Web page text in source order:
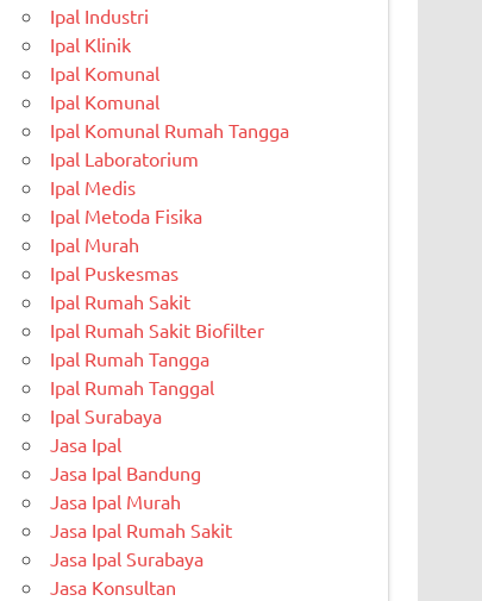
Ipal Industri
Ipal Klinik
Ipal Komunal
Ipal Komunal
Ipal Komunal Rumah Tangga
Ipal Laboratorium
Ipal Medis
Ipal Metoda Fisika
Ipal Murah
Ipal Puskesmas
Ipal Rumah Sakit
Ipal Rumah Sakit Biofilter
Ipal Rumah Tangga
Ipal Rumah Tanggal
Ipal Surabaya
Jasa Ipal
Jasa Ipal Bandung
Jasa Ipal Murah
Jasa Ipal Rumah Sakit
Jasa Ipal Surabaya
Jasa Konsultan